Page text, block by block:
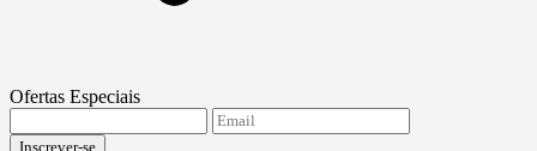
Ofertas Especiais
Inscrever-se